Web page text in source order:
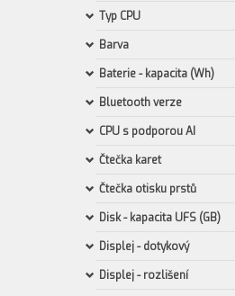
Typ CPU
Barva
Baterie - kapacita (Wh)
Bluetooth verze
CPU s podporou AI
Čtečka karet
Čtečka otisku prstů
Disk - kapacita UFS (GB)
Displej - dotykový
Displej - rozlišení